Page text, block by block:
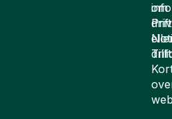
om
drift